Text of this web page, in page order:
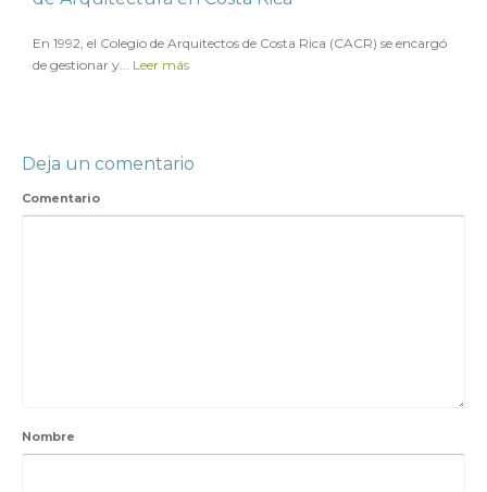
En 1992, el Colegio de Arquitectos de Costa Rica (CACR) se encargó
de gestionar y... Leer más
Deja un comentario
Comentario
Nombre